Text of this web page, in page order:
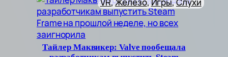
Тайлер Маквикер: Valve пообещала